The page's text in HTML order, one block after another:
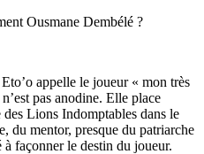
Ousmane Dembélé ?
appelle le joueur « mon très
pas anodine. Elle place
Lions Indomptables dans le
du mentor, presque du patriarche
façonner le destin du joueur.